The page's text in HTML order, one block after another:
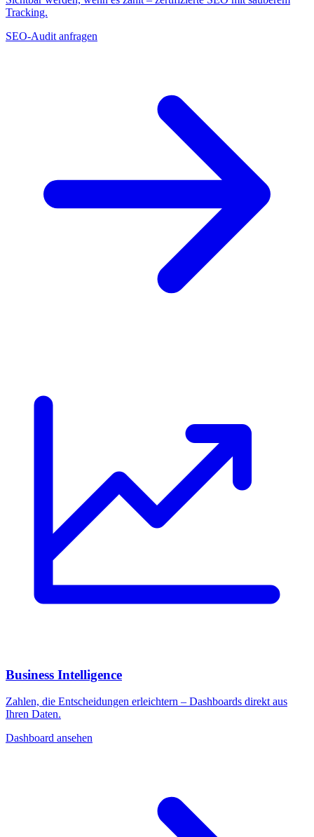
Tracking.
SEO-Audit anfragen
Business Intelligence
Zahlen, die Entscheidungen erleichtern – Dashboards direkt aus
Ihren Daten.
Dashboard ansehen